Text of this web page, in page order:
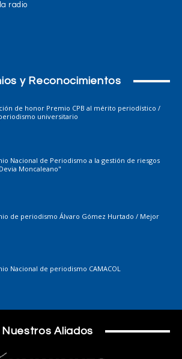
radio
y Reconocimientos
de honor Premio CPB al mérito periodístico /
universitario
Nacional de Periodismo a la gestión de riesgos
Moncaleano"
de periodismo Álvaro Gómez Hurtado / Mejor
Nacional de periodismo CAMACOL
Nuestros Aliados